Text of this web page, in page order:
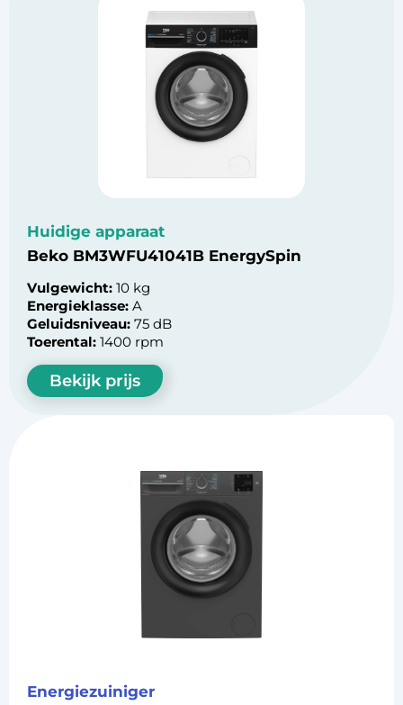
Huidige apparaat
Beko BM3WFU41041B EnergySpin
Vulgewicht: 10 kg
Energieklasse: A
Geluidsniveau: 75 dB
Toerental: 1400 rpm
Bekijk prijs
Energiezuiniger